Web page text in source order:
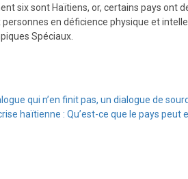
six sont Haïtiens, or, certains pays
personnes en déficience physique et
Spéciaux.
qui n’en finit pas, un dialogue de
haïtienne : Qu’est-ce que le pays peut